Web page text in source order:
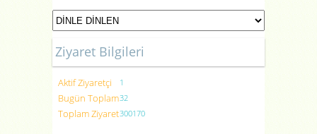
Ziyaret Bilgileri
Aktif Ziyaretçi 1
Bugün Toplam32
Toplam Ziyaret300170